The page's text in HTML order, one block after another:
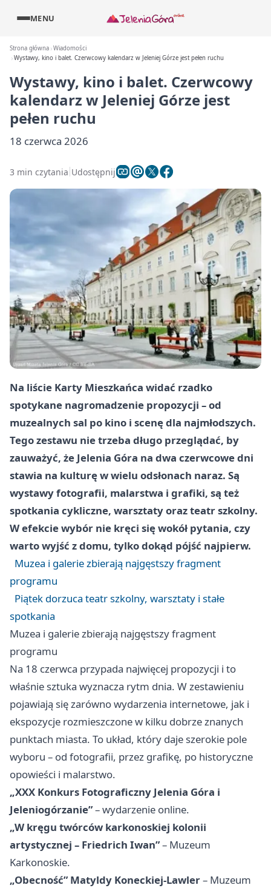
MENU
Strona główna Wiadomości
Wystawy, kino i balet. Czerwcowy kalendarz w Jeleniej Górze jest pełen ruchu
Wystawy, kino i balet. Czerwcowy
kalendarz w Jeleniej Górze jest
pełen ruchu
18 czerwca 2026
3 min czytania Udostępnij
Na liście Karty Mieszkańca widać rzadko
spotykane nagromadzenie propozycji – od
muzealnych sal po kino i scenę dla najmłodszych.
Tego zestawu nie trzeba długo przeglądać, by
zauważyć, że Jelenia Góra na dwa czerwcowe dni
stawia na kulturę w wielu odsłonach naraz. Są
wystawy fotografii, malarstwa i grafiki, są też
spotkania cykliczne, warsztaty oraz teatr szkolny.
W efekcie wybór nie kręci się wokół pytania, czy
warto wyjść z domu, tylko dokąd pójść najpierw.
Muzea i galerie zbierają najgęstszy fragment
programu
Piątek dorzuca teatr szkolny, warsztaty i stałe
spotkania
Muzea i galerie zbierają najgęstszy fragment
programu
Na 18 czerwca przypada najwięcej propozycji i to
właśnie sztuka wyznacza rytm dnia. W zestawieniu
pojawiają się zarówno wydarzenia internetowe, jak i
ekspozycje rozmieszczone w kilku dobrze znanych
punktach miasta. To układ, który daje szerokie pole
wyboru – od fotografii, przez grafikę, po historyczne
opowieści i malarstwo.
„XXX Konkurs Fotograficzny Jelenia Góra i
Jeleniogórzanie”– wydarzenie online.
„W kręgu twórców karkonoskiej kolonii
artystycznej – Friedrich Iwan”– Muzeum
Karkonoskie.
„Obecność” Matyldy Koneckiej-Lawler– Muzeum